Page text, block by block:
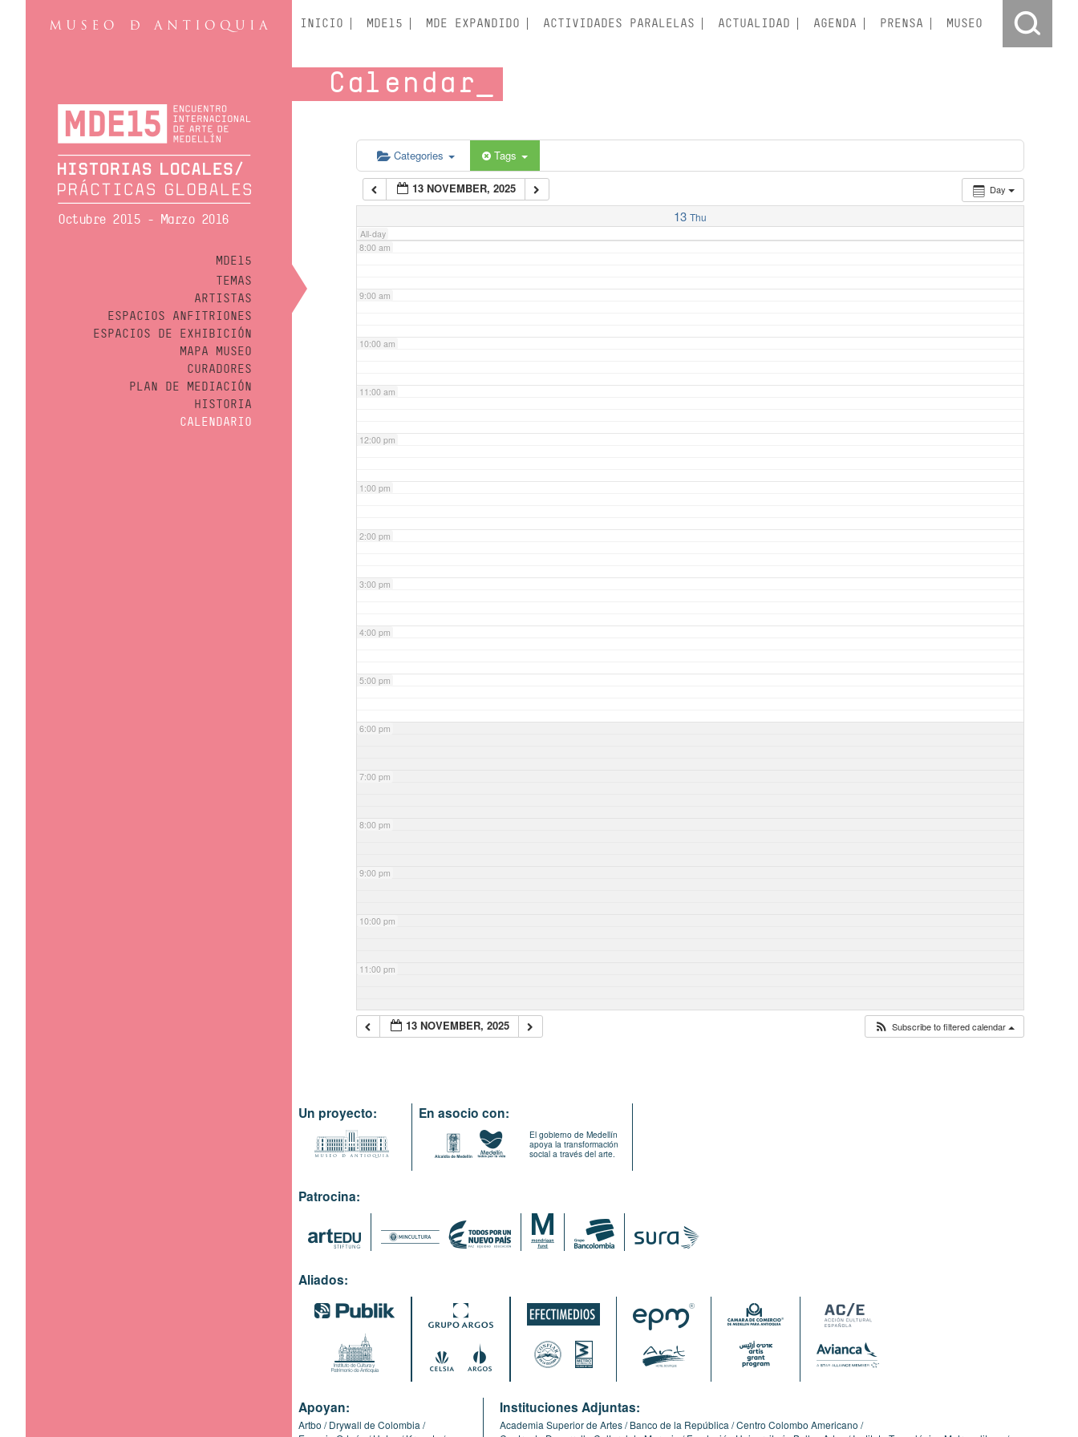
Octubre 2015 - Marzo 2016
MDE15
TEMAS
ARTISTAS
ESPACIOS ANFITRIONES
ESPACIOS DE EXHIBICIÓN
MAPA MUSEO
CURADORES
PLAN DE MEDIACIÓN
HISTORIA
CALENDARIO
INICIO MDE15 MDE EXPANDIDO ACTIVIDADES PARALELAS ACTUALIDAD AGENDA PRENSA MUSEO
Calendar
Categories Tags
Day
13 NOVEMBER, 2025
13 Thu
All-day
5:00 am
6:00 am
7:00 am
8:00 am
9:00 am
10:00 am
11:00 am
12:00 pm
1:00 pm
2:00 pm
3:00 pm
4:00 pm
5:00 pm
6:00 pm
7:00 pm
8:00 pm
9:00 pm
10:00 pm
11:00 pm
13 NOVEMBER, 2025 Subscribe to filtered calendar
Un proyecto: En asocio con:
El gobierno de Medellín
apoya la transformación
social a través del arte.
Patrocina:
Aliados:
Apoyan:
Artbo
Drywall de Colombia
Instituciones Adjuntas:
Academia Superior de Artes Banco de la República Centro Colombo Americano